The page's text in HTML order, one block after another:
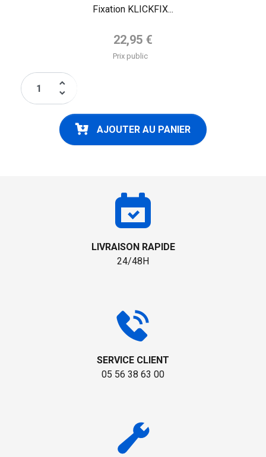
Fixation KLICKFIX...
Prix de base
22,95 €
Prix public
keyboard_arrow_up
keyboard_arrow_down
AJOUTER AU PANIER
LIVRAISON RAPIDE
24/48H
SERVICE CLIENT
05 56 38 63 00